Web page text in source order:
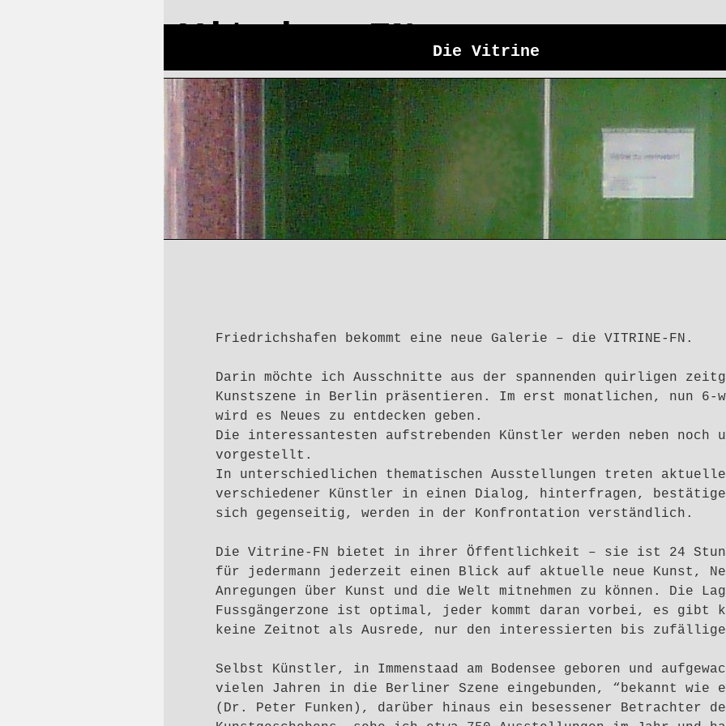
Vitrine FN Die Vitrine
Friedrichshafen bekommt eine neue Galerie – die VITRINE-FN.
Darin möchte ich Ausschnitte aus der spannenden quirligen
Kunstszene in Berlin präsentieren. Im erst monatlichen, nun 6-
wird es Neues zu entdecken geben.
Die interessantesten aufstrebenden Künstler werden neben noch
vorgestellt.
In unterschiedlichen thematischen Ausstellungen treten
verschiedener Künstler in einen Dialog, hinterfragen,
sich gegenseitig, werden in der Konfrontation verständlich.
Die Vitrine-FN bietet in ihrer Öffentlichkeit – sie ist 24
für jedermann jederzeit einen Blick auf aktuelle neue Kunst,
Anregungen über Kunst und die Welt mitnehmen zu können. Die
Fussgängerzone ist optimal, jeder kommt daran vorbei, es gibt
keine Zeitnot als Ausrede, nur den interessierten bis
Selbst Künstler, in Immenstaad am Bodensee geboren und
vielen Jahren in die Berliner Szene eingebunden, “bekannt wie
(Dr. Peter Funken), darüber hinaus ein besessener Betrachter